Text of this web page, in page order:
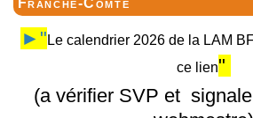
Franche-Comté
►" Le calendrier 2026 de la LAM
ce lien"
(a vérifier SVP et